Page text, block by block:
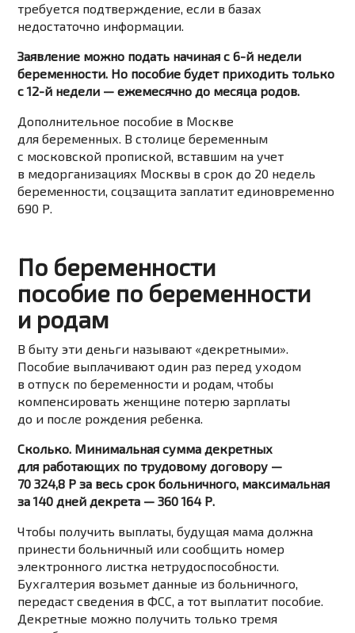
требуется подтверждение, если в базах
недостаточно информации.
Заявление можно подать начиная с 6-й недели
беременности. Но пособие будет приходить только
с 12-й недели — ежемесячно до месяца родов.
Дополнительное пособие в Москве
для беременных. В столице беременным
с московской пропиской, вставшим на учет
в медорганизациях Москвы в срок до 20 недель
беременности, соцзащита заплатит единовременно
690 Р.
По беременности
пособие по беременности
и родам
В быту эти деньги называют «декретными».
Пособие выплачивают один раз перед уходом
в отпуск по беременности и родам, чтобы
компенсировать женщине потерю зарплаты
до и после рождения ребенка.
Сколько. Минимальная сумма декретных
для работающих по трудовому договору —
70 324,8 Р за весь срок больничного, максимальная
за 140 дней декрета — 360 164 Р.
Чтобы получить выплаты, будущая мама должна
принести больничный или сообщить номер
электронного листка нетрудоспособности.
Бухгалтерия возьмет данные из больничного,
передаст сведения в ФСС, а тот выплатит пособие.
Декретные можно получить только тремя